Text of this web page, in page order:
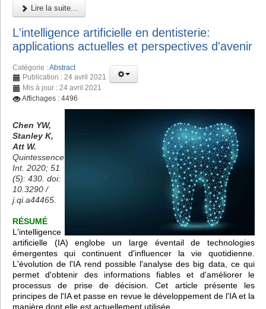
Lire la suite...
L'intelligence artificielle en dentisterie:
applications actuelles et perspectives d'avenir
Catégorie :Abstract
Publication : 24 avril 2021
Mis à jour : 24 avril 2021
Affichages : 4496
Chen YW,
Stanley K,
Att W.
Quintessence
Int. 2020; 51
(5): 430. doi:
10.3290 /
j.qi.a44465.
RÉSUMÉ
L'intelligence
artificielle (IA) englobe un large éventail de technologies
émergentes qui continuent d'influencer la vie quotidienne.
L'évolution de l'IA rend possible l'analyse des big data, ce qui
permet d'obtenir des informations fiables et d'améliorer le
processus de prise de décision. Cet article présente les
principes de l'IA et passe en revue le développement de l'IA et la
manière dont elle est actuellement utilisée.